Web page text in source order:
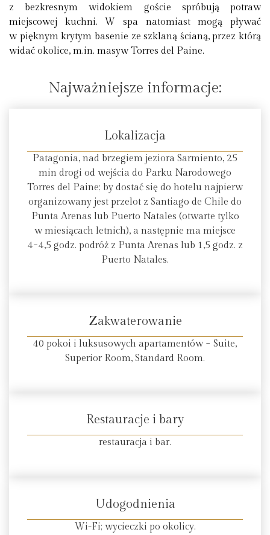
z bezkresnym widokiem goście spróbują potraw
miejscowej kuchni. W spa natomiast mogą pływać
w pięknym krytym basenie ze szklaną ścianą, przez którą
widać okolice, m.in. masyw Torres del Paine.
Najważniejsze informacje:
Lokalizacja
Patagonia, nad brzegiem jeziora Sarmiento, 25
min drogi od wejścia do Parku Narodowego
Torres del Paine; by dostać się do hotelu najpierw
organizowany jest przelot z Santiago de Chile do
Punta Arenas lub Puerto Natales (otwarte tylko
w miesiącach letnich), a następnie ma miejsce
4−4,5 godz. podróż z Punta Arenas lub 1,5 godz. z
Puerto Natales.
Zakwaterowanie
40 pokoi i luksusowych apartamentów − Suite,
Superior Room, Standard Room.
Restauracje i bary
restauracja i bar.
Udogodnienia
Wi-Fi; wycieczki po okolicy.